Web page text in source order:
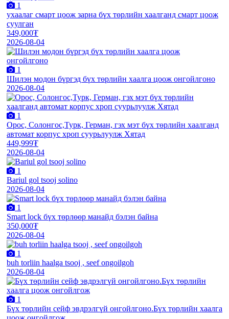
1
ухаалаг смарт цоож зарна бүх төрлийн хаалганд смарт цоож
суулган
349,000₮
2026-08-04
1
Шилэн модон бүргэд бүх төрлийн хаалга цоож онгойлгоно
2026-08-04
1
Орос, Солонгос,Турк, Герман, гэх мэт бүх төрлийн хаалганд
автомат корпус хроп суурьлуулж Хятад
449,999₮
2026-08-04
1
Bariul gol tsooj solino
2026-08-04
1
Smart lock бүх төрлөөр манайд бэлэн байна
350,000₮
2026-08-04
1
buh torliin haalga tsooj , seef ongoilgoh
2026-08-04
1
Бүх төрлийн сейф эвдрэлгүй онгойлгоно.Бүх төрлийн хаалга